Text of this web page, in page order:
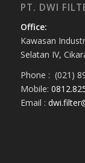
PT. DWI
Office:
Kawasan
Selatan IV,
Phone : (021)
Mobile:
Email :